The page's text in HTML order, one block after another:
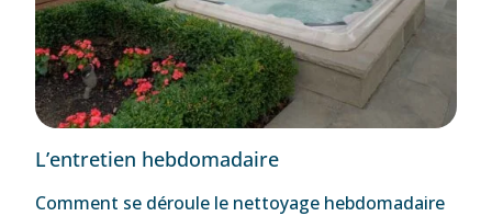
L’entretien hebdomadaire
Comment se déroule le nettoyage hebdomadaire